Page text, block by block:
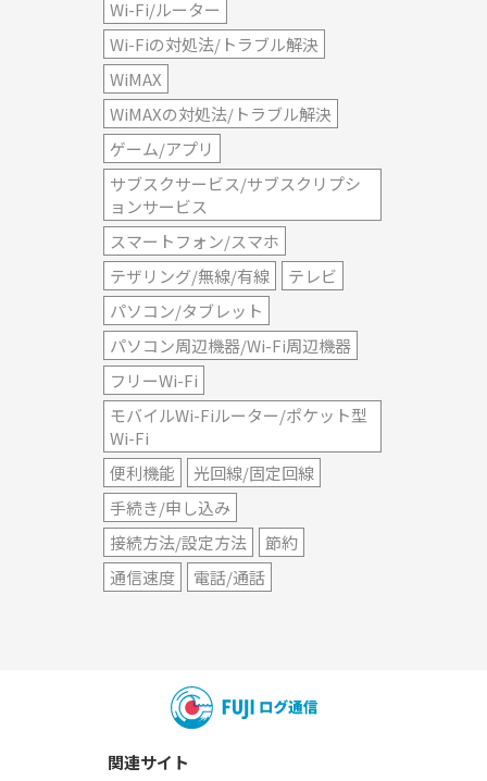
Wi-Fi/ルーター
Wi-Fiの対処法/トラブル解決
WiMAX
WiMAXの対処法/トラブル解決
ゲーム/アプリ
サブスクサービス/サブスクリプシ
ョンサービス
スマートフォン/スマホ
テザリング/無線/有線
テレビ
パソコン/タブレット
パソコン周辺機器/Wi-Fi周辺機器
フリーWi-Fi
モバイルWi-Fiルーター/ポケット型
Wi-Fi
便利機能
光回線/固定回線
手続き/申し込み
接続方法/設定方法
節約
通信速度
電話/通話
関連サイト